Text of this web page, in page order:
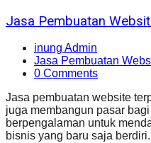
Jasa Pembuatan
inung Admin
Jasa Pembuatan
0 Comments
Jasa pembuatan website
juga membangun pasar
berpengalaman untuk
bisnis yang baru saja berdiri.